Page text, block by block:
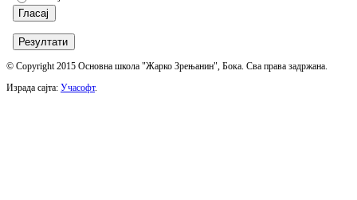
© Copyright 2015 Основна школа "Жарко Зрењанин", Бока. Сва права задржана.
Израда сајта: Учасофт.